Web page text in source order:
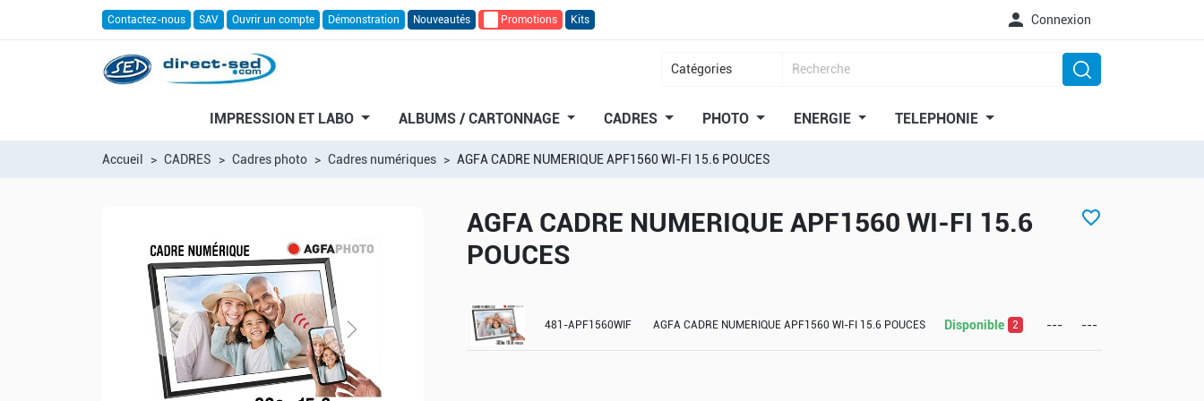
Contactez-nous SAV Ouvrir un compte Démonstration Nouveautés Promotions Kits  Connexion
IMPRESSION ET LABO ALBUMS / CARTONNAGE CADRES PHOTO ENERGIE TELEPHONIE
Accueil CADRES Cadres photo Cadres numériques AGFA CADRE NUMERIQUE APF1560 WI-FI 15.6 POUCES
Previous Next
AGFA CADRE NUMERIQUE APF1560 WI-FI 15.6
POUCES
favorite_border
481-APF1560WIF AGFA CADRE NUMERIQUE APF1560 WI-FI 15.6 POUCES Disponible 2 --- ---